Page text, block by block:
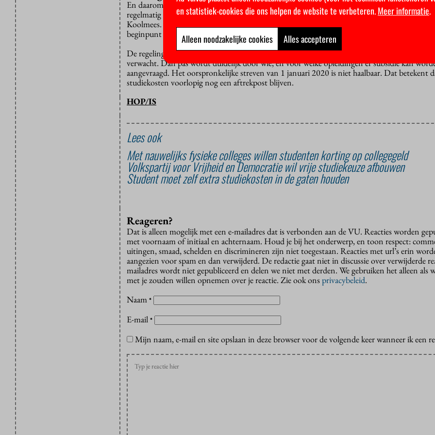
En daarom is het van belang dat iedereen zich blijft ontwikkelen. “Het is belangrijk dat
regelmatig nadenken over de toekomst van hun werk. En dat ze daarmee aan de slag gaan”,
Koolmees. Van Engelshoven voegt toe: “Waar vroeger je diploma je eindstation was, is het nu
beginpunt van een leven lang leren en ontwikkelen.”
De regeling vervangt debelastingaftrekop studiekosten. Rond de zomer wordt een
verwacht. Dan pas wordt duidelijk door wie, en voor welke opleidingen er subsidie kan
aangevraagd. Het oorspronkelijke streven van 1 januari 2020 is niet haalbaar. Dat betekent
studiekosten voorlopig nog een aftrekpost blijven.
HOP/IS
Lees ook
Met nauwelijks fysieke colleges willen studenten korting op collegegeld
Volkspartij voor Vrijheid en Democratie wil vrije studiekeuze afbouwen
Student moet zelf extra studiekosten in de gaten houden
Reageren?
Dat is alleen mogelijk met een e-mailadres dat is verbonden aan de VU. Reacties worden
met voornaam of initiaal en achternaam. Houd je bij het onderwerp, en toon respect:
uitingen, smaad, schelden en discrimineren zijn niet toegestaan. Reacties met url’s erin
aangezien voor spam en dan verwijderd. De redactie gaat niet in discussie over verwijderde
mailadres wordt niet gepubliceerd en delen we niet met derden. We gebruiken het alleen als
met je zouden willen opnemen over je reactie. Zie ook onsprivacybeleid.
Naam *
E-mail *
Mijn naam, e-mail en site opslaan in deze browser voor de volgende keer wanneer ik een
en statistiek-cookies die ons helpen de website te verbeteren.Meer informatie.
Alleen noodzakelijke cookies Alles accepteren